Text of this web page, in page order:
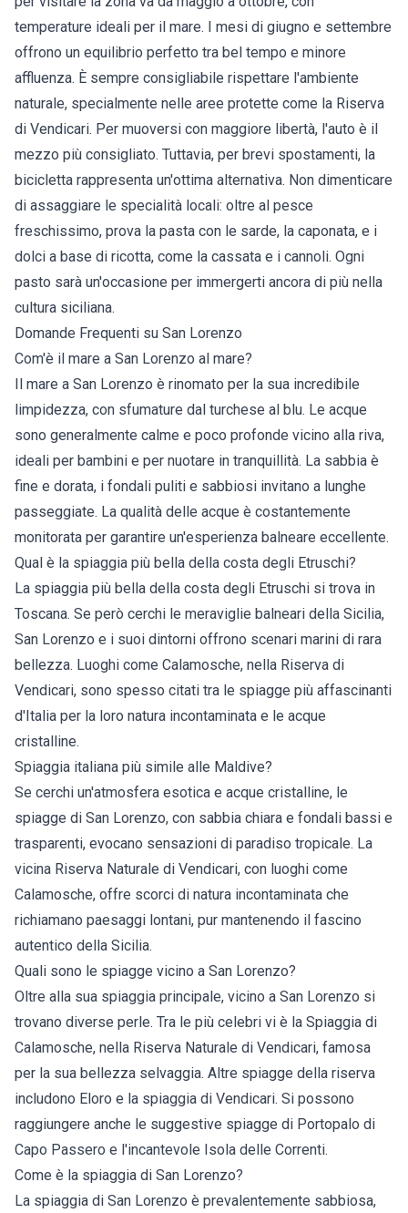
temperature ideali per il mare. I mesi di giugno e settembre
offrono un equilibrio perfetto tra bel tempo e minore
affluenza. È sempre consigliabile rispettare l'ambiente
naturale, specialmente nelle aree protette come la Riserva
di Vendicari. Per muoversi con maggiore libertà, l'auto è il
mezzo più consigliato. Tuttavia, per brevi spostamenti, la
bicicletta rappresenta un'ottima alternativa. Non dimenticare
di assaggiare le specialità locali: oltre al pesce
freschissimo, prova la pasta con le sarde, la caponata, e i
dolci a base di ricotta, come la cassata e i cannoli. Ogni
pasto sarà un'occasione per immergerti ancora di più nella
cultura siciliana.
Domande Frequenti su San Lorenzo
Com'è il mare a San Lorenzo al mare?
Il mare a San Lorenzo è rinomato per la sua incredibile
limpidezza, con sfumature dal turchese al blu. Le acque
sono generalmente calme e poco profonde vicino alla riva,
ideali per bambini e per nuotare in tranquillità. La sabbia è
fine e dorata, i fondali puliti e sabbiosi invitano a lunghe
passeggiate. La qualità delle acque è costantemente
monitorata per garantire un'esperienza balneare eccellente.
Qual è la spiaggia più bella della costa degli Etruschi?
La spiaggia più bella della costa degli Etruschi si trova in
Toscana. Se però cerchi le meraviglie balneari della Sicilia,
San Lorenzo e i suoi dintorni offrono scenari marini di rara
bellezza. Luoghi come Calamosche, nella Riserva di
Vendicari, sono spesso citati tra le spiagge più affascinanti
d'Italia per la loro natura incontaminata e le acque
cristalline.
Spiaggia italiana più simile alle Maldive?
Se cerchi un'atmosfera esotica e acque cristalline, le
spiagge di San Lorenzo, con sabbia chiara e fondali bassi e
trasparenti, evocano sensazioni di paradiso tropicale. La
vicina Riserva Naturale di Vendicari, con luoghi come
Calamosche, offre scorci di natura incontaminata che
richiamano paesaggi lontani, pur mantenendo il fascino
autentico della Sicilia.
Quali sono le spiagge vicino a San Lorenzo?
Oltre alla sua spiaggia principale, vicino a San Lorenzo si
trovano diverse perle. Tra le più celebri vi è la Spiaggia di
Calamosche, nella Riserva Naturale di Vendicari, famosa
per la sua bellezza selvaggia. Altre spiagge della riserva
includono Eloro e la spiaggia di Vendicari. Si possono
raggiungere anche le suggestive spiagge di Portopalo di
Capo Passero e l'incantevole Isola delle Correnti.
Come è la spiaggia di San Lorenzo?
La spiaggia di San Lorenzo è prevalentemente sabbiosa,